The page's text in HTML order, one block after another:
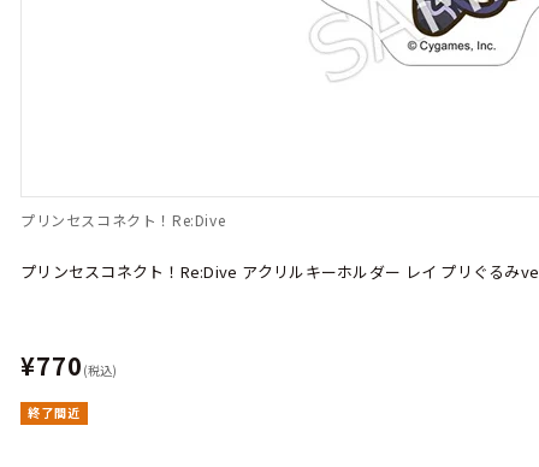
プリンセスコネクト！Re:Dive
プリンセスコネクト！Re:Dive アクリルキーホルダー レイ プリぐるみ
¥770 (税込)
終了間近